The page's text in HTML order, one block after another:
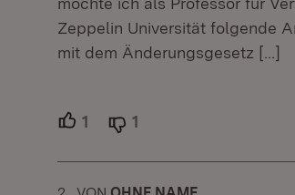
Zeppelin Universität folgende
mit dem Änderungsgesetz […]
1 Unterstützer.
1